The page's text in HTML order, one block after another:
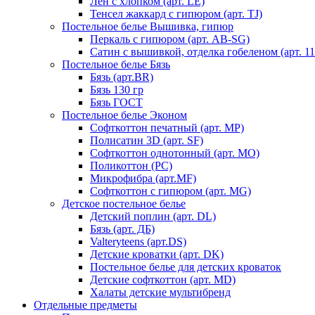
Тенсел жаккард с гипюром (арт. TJ)
Постельное белье Вышивка, гипюр
Перкаль с гипюром (арт. AB-SG)
Сатин с вышивкой, отделка гобеленом (арт.
Постельное белье Бязь
Бязь (арт.BR)
Бязь 130 гр
Бязь ГОСТ
Постельное белье Эконом
Софткоттон печатный (арт. MР)
Полисатин 3D (арт. SF)
Софткоттон однотонный (арт. MO)
Поликоттон (PC)
Микрофибра (арт.MF)
Софткоттон с гипюром (арт. MG)
Детское постельное белье
Детский поплин (арт. DL)
Бязь (арт. ДБ)
Valteryteens (арт.DS)
Детские кроватки (арт. DK)
Постельное белье для детских кроваток
Детские софткоттон (арт. MD)
Халаты детские мультибренд
Отдельные предметы